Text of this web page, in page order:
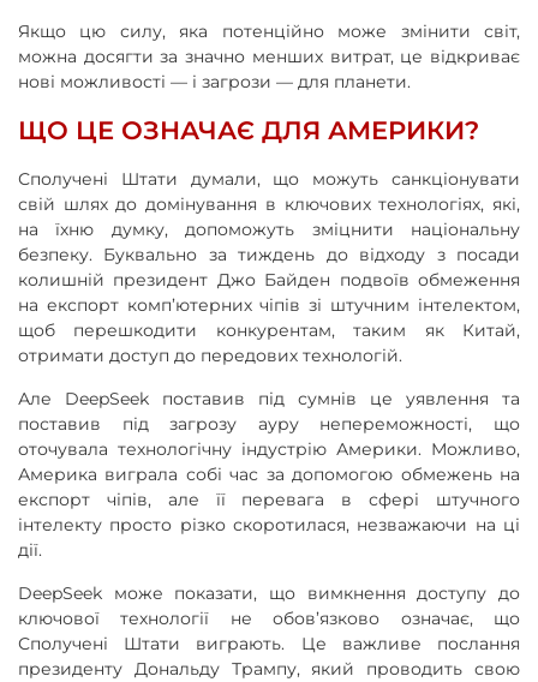
Якщо цю силу, яка потенційно може змінити світ,
можна досягти за значно менших витрат, це відкриває
нові можливості — і загрози — для планети.
ЩО ЦЕ ОЗНАЧАЄ ДЛЯ АМЕРИКИ?
Сполучені Штати думали, що можуть санкціонувати
свій шлях до домінування в ключових технологіях, які,
на їхню думку, допоможуть зміцнити національну
безпеку. Буквально за тиждень до відходу з посади
колишній президент Джо Байден подвоїв обмеження
на експорт комп’ютерних чіпів зі штучним інтелектом,
щоб перешкодити конкурентам, таким як Китай,
отримати доступ до передових технологій.
Але DeepSeek поставив під сумнів це уявлення та
поставив під загрозу ауру непереможності, що
оточувала технологічну індустрію Америки. Можливо,
Америка виграла собі час за допомогою обмежень на
експорт чіпів, але її перевага в сфері штучного
інтелекту просто різко скоротилася, незважаючи на ці
дії.
DeepSeek може показати, що вимкнення доступу до
ключової технології не обов’язково означає, що
Сполучені Штати виграють. Це важливе послання
президенту Дональду Трампу, який проводить свою